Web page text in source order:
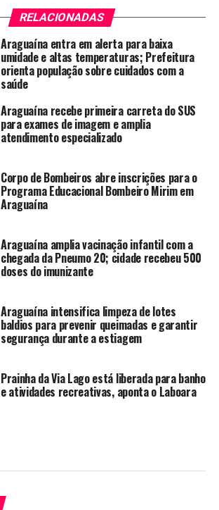
RELACIONADAS
Araguaína entra em alerta para baixa
umidade e altas temperaturas; Prefeitura
orienta população sobre cuidados com a
saúde
Araguaína recebe primeira carreta do SUS
para exames de imagem e amplia
atendimento especializado
Corpo de Bombeiros abre inscrições para o
Programa Educacional Bombeiro Mirim em
Araguaína
Araguaína amplia vacinação infantil com a
chegada da Pneumo 20; cidade recebeu 500
doses do imunizante
Araguaína intensifica limpeza de lotes
baldios para prevenir queimadas e garantir
segurança durante a estiagem
Prainha da Via Lago está liberada para banho
e atividades recreativas, aponta o Laboara